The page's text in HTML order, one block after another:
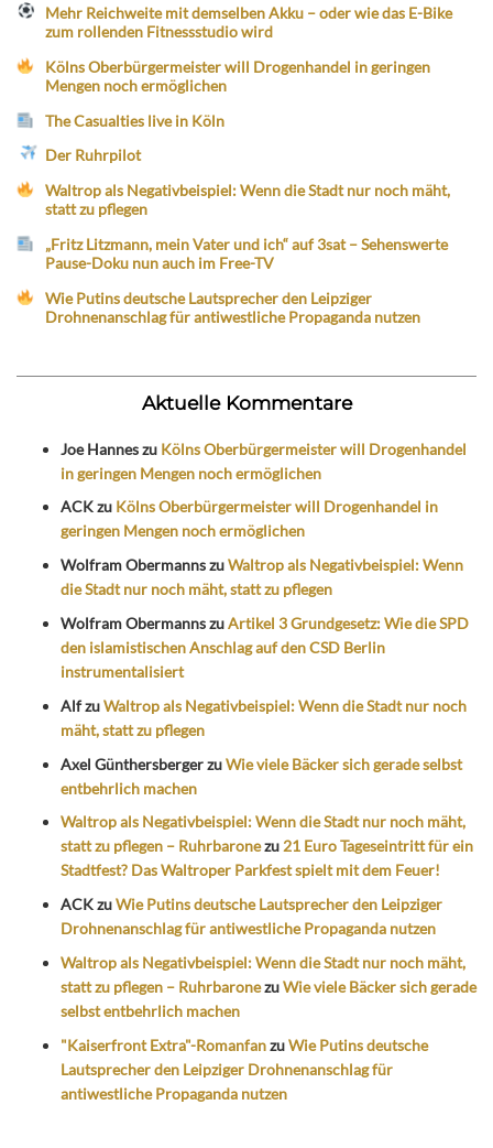
Mehr Reichweite mit demselben Akku – oder wie das E-Bike
zum rollenden Fitnessstudio wird
Kölns Oberbürgermeister will Drogenhandel in geringen
Mengen noch ermöglichen
The Casualties live in Köln
Der Ruhrpilot
Waltrop als Negativbeispiel: Wenn die Stadt nur noch mäht,
statt zu pflegen
„Fritz Litzmann, mein Vater und ich“ auf 3sat – Sehenswerte
Pause-Doku nun auch im Free-TV
Wie Putins deutsche Lautsprecher den Leipziger
Drohnenanschlag für antiwestliche Propaganda nutzen
Aktuelle Kommentare
Joe Hanneszu Kölns Oberbürgermeister will Drogenhandel
in geringen Mengen noch ermöglichen
ACKzu Kölns Oberbürgermeister will Drogenhandel in
geringen Mengen noch ermöglichen
Wolfram ObermannszuWaltrop als Negativbeispiel: Wenn
die Stadt nur noch mäht, statt zu pflegen
Wolfram ObermannszuArtikel 3 Grundgesetz: Wie die SPD
den islamistischen Anschlag auf den CSD Berlin
instrumentalisiert
AlfzuWaltrop als Negativbeispiel: Wenn die Stadt nur noch
mäht, statt zu pflegen
Axel GünthersbergerzuWie viele Bäcker sich gerade selbst
entbehrlich machen
Waltrop als Negativbeispiel: Wenn die Stadt nur noch mäht,
statt zu pflegen – Ruhrbaronezu21 Euro Tageseintritt für ein
Stadtfest? Das Waltroper Parkfest spielt mit dem Feuer!
ACKzuWie Putins deutsche Lautsprecher den Leipziger
Drohnenanschlag für antiwestliche Propaganda nutzen
Waltrop als Negativbeispiel: Wenn die Stadt nur noch mäht,
statt zu pflegen – RuhrbaronezuWie viele Bäcker sich gerade
selbst entbehrlich machen
"Kaiserfront Extra"-RomanfanzuWie Putins deutsche
Lautsprecher den Leipziger Drohnenanschlag für
antiwestliche Propaganda nutzen